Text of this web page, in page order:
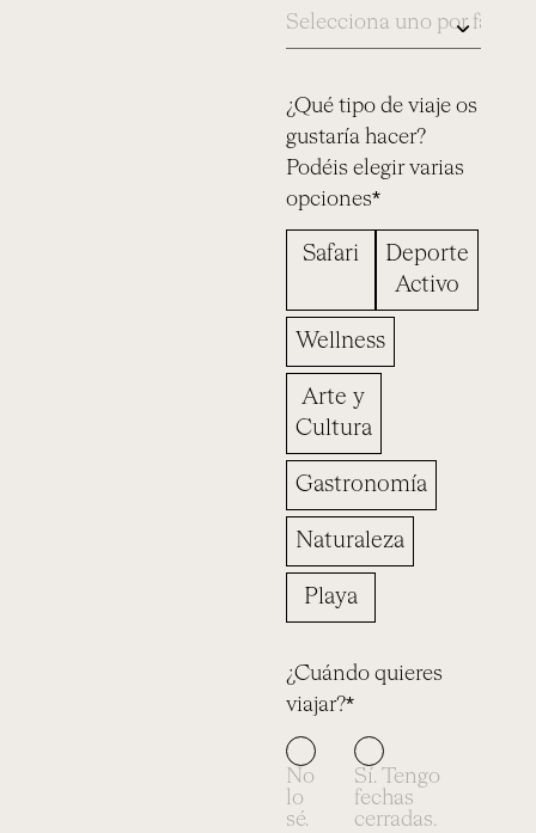
¿Qué tipo de viaje os
gustaría hacer?
Podéis elegir varias
opciones*
Safari
Deporte
Activo
Wellness
Arte y
Cultura
Gastronomía
Naturaleza
Playa
¿Cuándo quieres
viajar?*
No
lo
sé.
Sí. Tengo
fechas
cerradas.